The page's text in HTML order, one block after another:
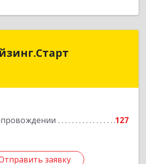
127
заявку
1С:Франчайзинг.Старт
Шахантахурский район,
заявку